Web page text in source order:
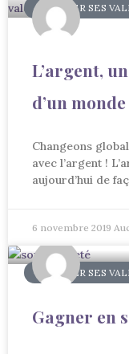
INCARNER SES
L’argent,
d’un
Changeons
avec l’argent !
aujourd’hui de
6 novembre 2019
INCARNER SES
Gagner en